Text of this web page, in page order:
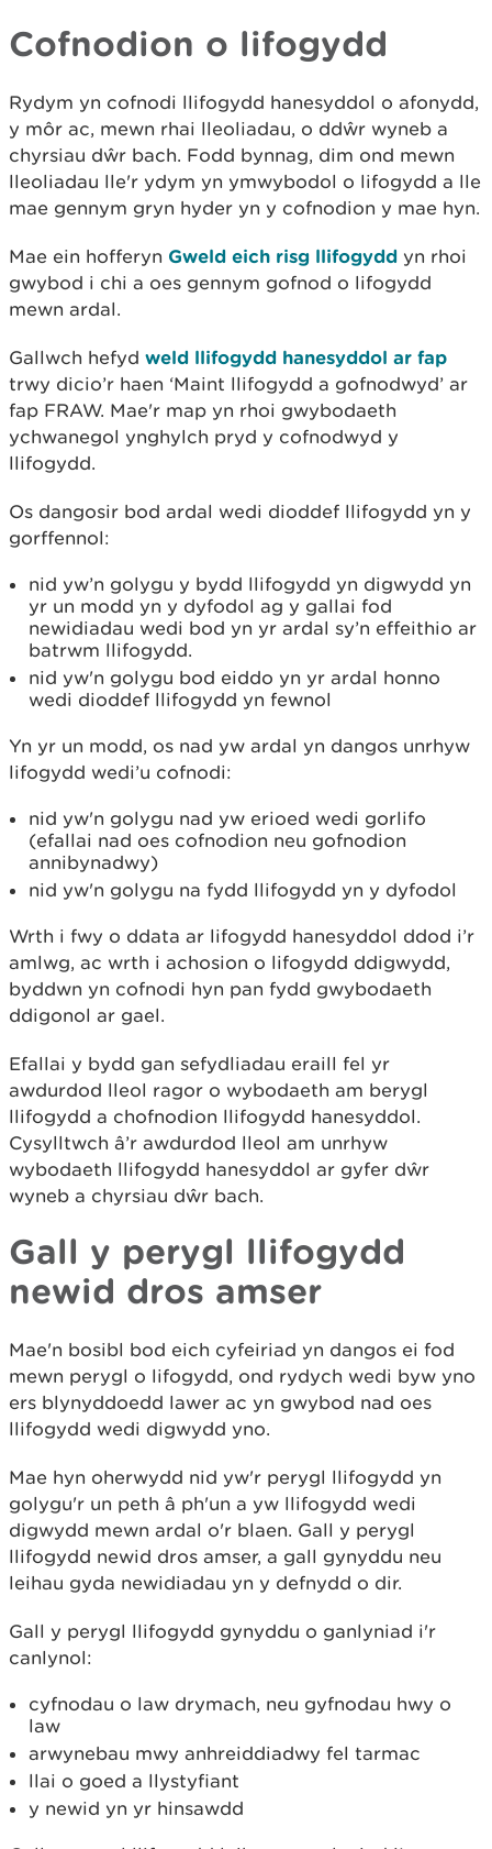
Cofnodion o lifogydd
Rydym yn cofnodi llifogydd hanesyddol o afonydd,
y môr ac, mewn rhai lleoliadau, o ddŵr wyneb a
chyrsiau dŵr bach. Fodd bynnag, dim ond mewn
lleoliadau lle'r ydym yn ymwybodol o lifogydd a lle
mae gennym gryn hyder yn y cofnodion y mae hyn.
Mae ein hofferyn Gweld eich risg llifogydd yn rhoi
gwybod i chi a oes gennym gofnod o lifogydd
mewn ardal.
Gallwch hefyd weld llifogydd hanesyddol ar fap
trwy dicio’r haen ‘Maint llifogydd a gofnodwyd’ ar
fap FRAW. Mae'r map yn rhoi gwybodaeth
ychwanegol ynghylch pryd y cofnodwyd y
llifogydd.
Os dangosir bod ardal wedi dioddef llifogydd yn y
gorffennol:
nid yw’n golygu y bydd llifogydd yn digwydd yn
yr un modd yn y dyfodol ag y gallai fod
newidiadau wedi bod yn yr ardal sy’n effeithio ar
batrwm llifogydd.
nid yw'n golygu bod eiddo yn yr ardal honno
wedi dioddef llifogydd yn fewnol
Yn yr un modd, os nad yw ardal yn dangos unrhyw
lifogydd wedi’u cofnodi:
nid yw'n golygu nad yw erioed wedi gorlifo
(efallai nad oes cofnodion neu gofnodion
annibynadwy)
nid yw'n golygu na fydd llifogydd yn y dyfodol
Wrth i fwy o ddata ar lifogydd hanesyddol ddod i’r
amlwg, ac wrth i achosion o lifogydd ddigwydd,
byddwn yn cofnodi hyn pan fydd gwybodaeth
ddigonol ar gael.
Efallai y bydd gan sefydliadau eraill fel yr
awdurdod lleol ragor o wybodaeth am berygl
llifogydd a chofnodion llifogydd hanesyddol.
Cysylltwch â’r awdurdod lleol am unrhyw
wybodaeth llifogydd hanesyddol ar gyfer dŵr
wyneb a chyrsiau dŵr bach.
Gall y perygl llifogydd
newid dros amser
Mae'n bosibl bod eich cyfeiriad yn dangos ei fod
mewn perygl o lifogydd, ond rydych wedi byw yno
ers blynyddoedd lawer ac yn gwybod nad oes
llifogydd wedi digwydd yno.
Mae hyn oherwydd nid yw'r perygl llifogydd yn
golygu'r un peth â ph'un a yw llifogydd wedi
digwydd mewn ardal o'r blaen. Gall y perygl
llifogydd newid dros amser, a gall gynyddu neu
leihau gyda newidiadau yn y defnydd o dir.
Gall y perygl llifogydd gynyddu o ganlyniad i'r
canlynol:
cyfnodau o law drymach, neu gyfnodau hwy o
law
arwynebau mwy anhreiddiadwy fel tarmac
llai o goed a llystyfiant
y newid yn yr hinsawdd